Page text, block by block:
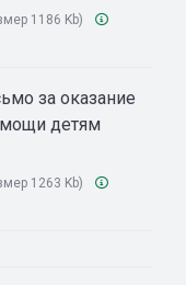
1186 Kb)
за оказание
детям
1263 Kb)